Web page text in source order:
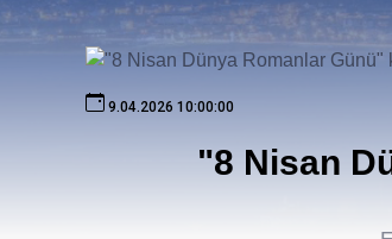
9.04.2026 10:00:00
"8 Nisan